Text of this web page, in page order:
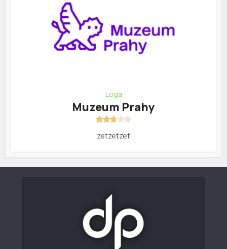
Loga
Muzeum Prahy
zetzetzet